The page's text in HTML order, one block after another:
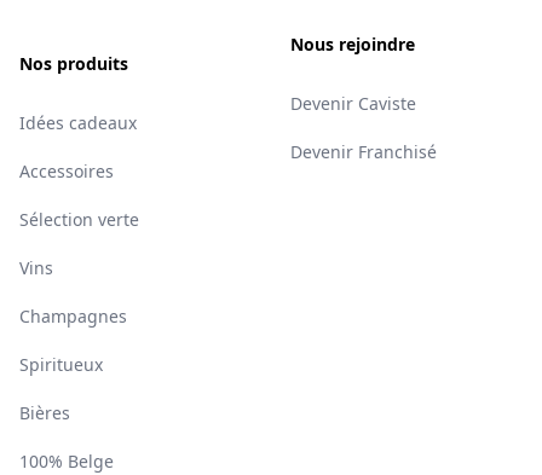
Nos produits
Idées cadeaux
Accessoires
Sélection verte
Vins
Champagnes
Spiritueux
Bières
100% Belge
Nous rejoindre
Devenir Caviste
Devenir Franchisé